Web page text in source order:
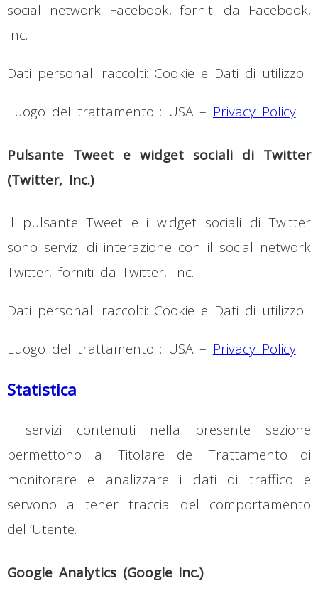
social network Facebook, forniti da Facebook,
Inc.
Dati personali raccolti: Cookie e Dati di utilizzo.
Luogo del trattamento : USA – Privacy Policy
Pulsante Tweet e widget sociali di Twitter
(Twitter, Inc.)
Il pulsante Tweet e i widget sociali di Twitter
sono servizi di interazione con il social network
Twitter, forniti da Twitter, Inc.
Dati personali raccolti: Cookie e Dati di utilizzo.
Luogo del trattamento : USA – Privacy Policy
Statistica
I servizi contenuti nella presente sezione
permettono al Titolare del Trattamento di
monitorare e analizzare i dati di traffico e
servono a tener traccia del comportamento
dell’Utente.
Google Analytics (Google Inc.)